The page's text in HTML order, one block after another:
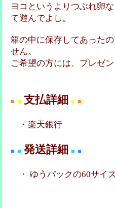
ヨコというよりつぶれ卵
て遊んでよし。
箱の中に保存してあった
せん。
ご希望の方には、プレゼ
■ ■ 支払詳細 ■ ■
・楽天銀行
■ ■ 発送詳細 ■ ■
・ ゆうパックの60サイ